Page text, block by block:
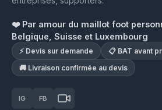
❤️ Par amour du maillot foot
Belgique, Suisse et Luxembourg
⚡ Devis sur demande
📋 BAT avant
🚚 Livraison confirmée au devis
IG FB